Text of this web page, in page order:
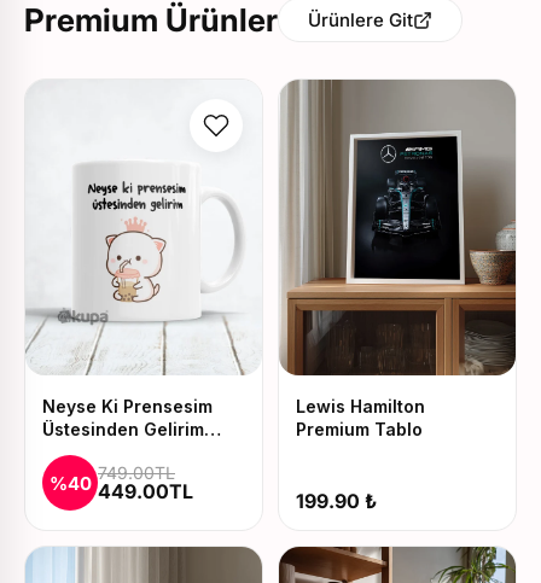
Premium Ürünler Ürünlere Git
Neyse Ki Prensesim
Üstesinden Gelirim
Baskılı Kupa ve Yastık
Seti
%40 749.00TL
449.00TL
Lewis Hamilton
Premium Tablo
199.90 ₺